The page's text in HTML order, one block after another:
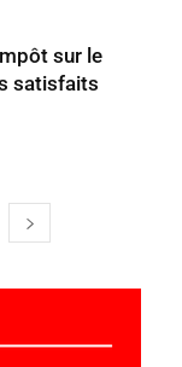
sur le
satisfaits